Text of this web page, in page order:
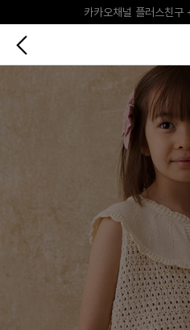
포레포레 앱 다운로
하우스오브캐러셀, 국내단